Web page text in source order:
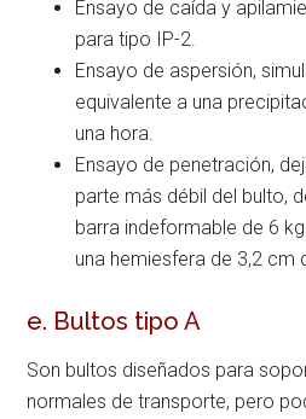
Ensayo de caída y
para tipo IP-2.
Ensayo de aspersión,
equivalente a una
una hora.
Ensayo de penetración,
parte más débil del bulto,
barra indeformable de 6
una hemiesfera de 3,2 cm
e. Bultos tipo A
Son bultos diseñados para
normales de transporte, pero